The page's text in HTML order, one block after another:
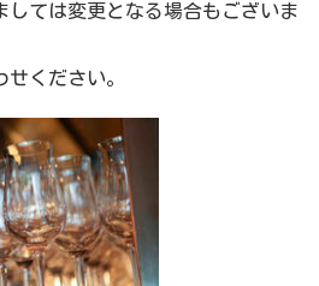
ては変更となる場合もございま
ください。